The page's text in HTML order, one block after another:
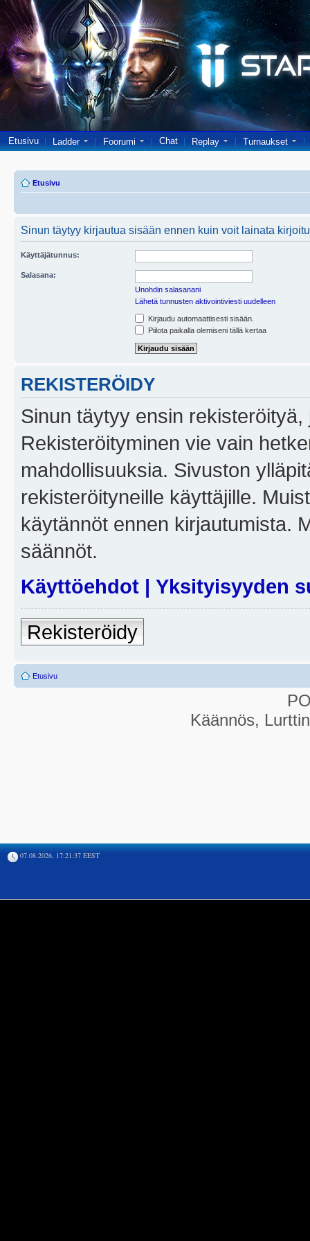
Etusivu Ladder Foorumi Chat Replay Turnaukset
Etusivu
Sinun täytyy kirjautua sisään ennen kuin voit lainata
Käyttäjätunnus:
Salasana:
Unohdin salasanani
Lähetä tunnusten aktivointiviesti uudelleen
Kirjaudu automaattisesti sisään.
Piilota paikalla olemiseni tällä kertaa
REKISTERÖIDY
Sinun täytyy ensin
Rekisteröityminen vie vain
mahdollisuuksia. Sivuston
rekisteröityneille käyttäjille.
käytännöt ennen kirjautumista.
säännöt.
Käyttöehdot | Yksityisyyden
Rekisteröidy
Etusivu
Käännös,
07.08.2026, 17:21:37 EEST